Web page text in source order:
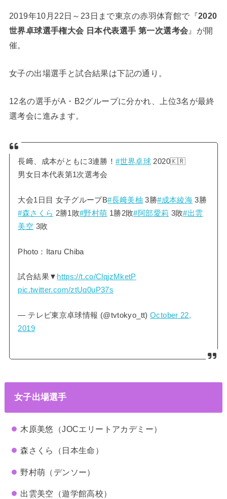
2019年10月22日～23日まで東京の赤羽体育館で『2020
世界卓球選手権大会 日本代表選手 第一次選考会 』が開
催。
女子の出場選手と試合結果は下記の通り。
12名の選手がA・B2グループに分かれ、上位3名が最終
選考会に進みます。
長﨑、成本がともに3連勝！#世界卓球 2020🇰🇷
男女日本代表第1次選考会
大会1日目 女子グループB#長﨑美柚 3勝#成本綾海 3勝
#森さくら 2勝1敗#野村萌 1勝2敗#阿部愛莉 3敗#出雲
美空 3敗
Photo：Itaru Chiba
試合結果▼ https://t.co/ClqjzMketP
pic.twitter.com/ztUq0uP37s
— テレビ東京卓球情報 (@tvtokyo_tt)October 22,
2019
女子出場選手
木原美悠（JOCエリートアカデミー）
森さくら（日本生命）
野村萌（デンソー）
出雲美空（遊学館高校）